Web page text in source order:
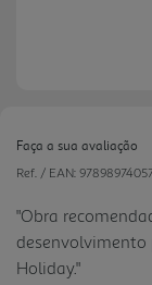
Faça a sua avaliação
Ref. / EAN:
"Obra
desenvolvimento
Holiday."